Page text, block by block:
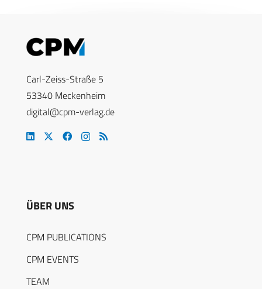
Carl-Zeiss-Straße 5
53340 Meckenheim
digital@cpm-verlag.de
ÜBER UNS
CPM PUBLICATIONS
CPM EVENTS
TEAM